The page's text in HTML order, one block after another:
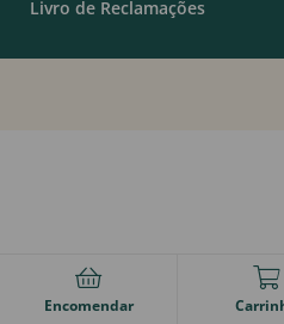
Livro de Reclamações
Encomendar